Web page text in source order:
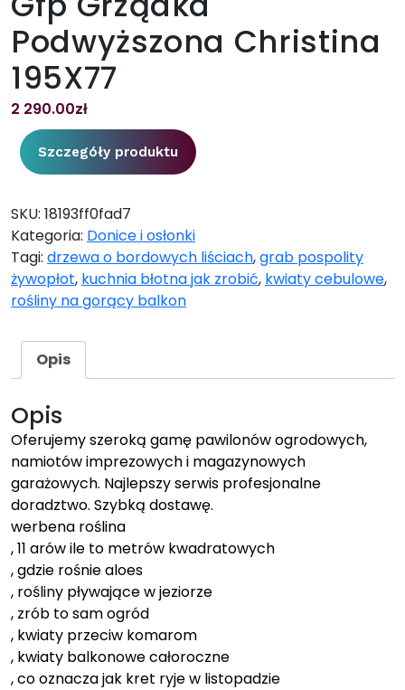
Podwyższona Christina
195X77
2 290.00zł
Szczegóły produktu
SKU: 18193ff0fad7
Kategoria: Donice i osłonki
Tagi: drzewa o bordowych liściach,grab pospolity
żywopłot, kuchnia błotna jak zrobić, kwiaty cebulowe,
rośliny na gorący balkon
Opis
Opis
Oferujemy szeroką gamę pawilonów ogrodowych,
namiotów imprezowych i magazynowych
garażowych. Najlepszy serwis profesjonalne
doradztwo. Szybką dostawę.
werbena roślina
, 11 arów ile to metrów kwadratowych
, gdzie rośnie aloes
, rośliny pływające w jeziorze
, zrób to sam ogród
, kwiaty przeciw komarom
, kwiaty balkonowe całoroczne
, co oznacza jak kret ryje w listopadzie